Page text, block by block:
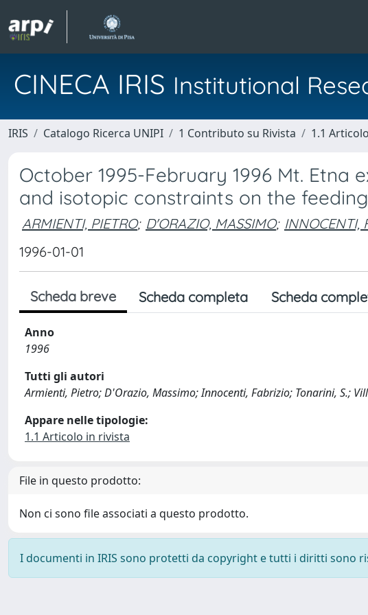
CINECA IRIS Institutional
IRIS Catalogo Ricerca UNIPI 1 Contributo su Rivista 1.1
October 1995-February 1996 Mt. Etna
and isotopic constraints on the
ARMIENTI, PIETRO; D'ORAZIO, MASSIMO; INNOCENTI,
1996-01-01
Scheda breve Scheda completa Scheda
Anno
1996
Tutti gli autori
Armienti, Pietro; D'Orazio, Massimo; Innocenti, Fabrizio; Tonarini, S.;
Appare nelle tipologie:
1.1 Articolo in rivista
File in questo prodotto:
Non ci sono file associati a questo prodotto.
I documenti in IRIS sono protetti da copyright e tutti i diritti sono